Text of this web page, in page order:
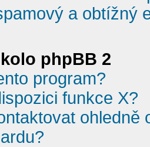
a obtížný
phpBB 2
program?
funkce X?